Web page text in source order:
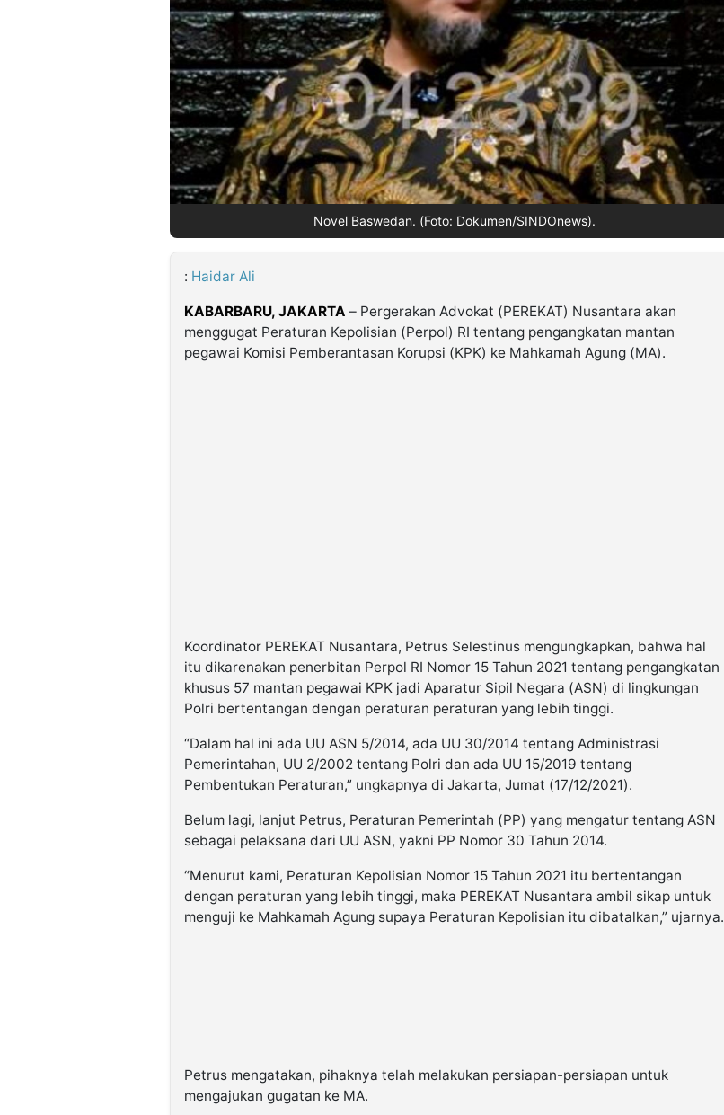
Novel Baswedan. (Foto: Dokumen/SINDOnews).
: Haidar Ali
KABARBARU, JAKARTA – Pergerakan Advokat (PEREKAT) Nusantara akan
menggugat Peraturan Kepolisian (Perpol) RI tentang pengangkatan mantan
pegawai Komisi Pemberantasan Korupsi (KPK) ke Mahkamah Agung (MA).
Koordinator PEREKAT Nusantara, Petrus Selestinus mengungkapkan, bahwa hal
itu dikarenakan penerbitan Perpol RI Nomor 15 Tahun 2021 tentang pengangkatan
khusus 57 mantan pegawai KPK jadi Aparatur Sipil Negara (ASN) di lingkungan
Polri bertentangan dengan peraturan peraturan yang lebih tinggi.
“Dalam hal ini ada UU ASN 5/2014, ada UU 30/2014 tentang Administrasi
Pemerintahan, UU 2/2002 tentang Polri dan ada UU 15/2019 tentang
Pembentukan Peraturan,” ungkapnya di Jakarta, Jumat (17/12/2021).
Belum lagi, lanjut Petrus, Peraturan Pemerintah (PP) yang mengatur tentang ASN
sebagai pelaksana dari UU ASN, yakni PP Nomor 30 Tahun 2014.
“Menurut kami, Peraturan Kepolisian Nomor 15 Tahun 2021 itu bertentangan
dengan peraturan yang lebih tinggi, maka PEREKAT Nusantara ambil sikap untuk
menguji ke Mahkamah Agung supaya Peraturan Kepolisian itu dibatalkan,” ujarnya.
Petrus mengatakan, pihaknya telah melakukan persiapan-persiapan untuk
mengajukan gugatan ke MA.